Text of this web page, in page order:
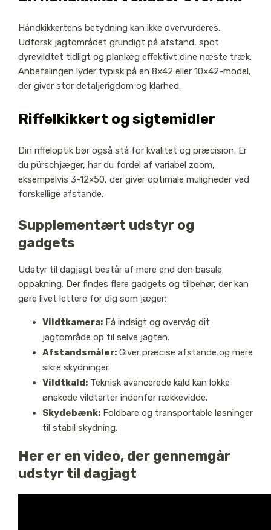
Håndkikkertens betydning kan ikke overvurderes.
Udforsk jagtområdet grundigt på afstand, spot
dyrevildtet tidligt og planlæg effektivt dine næste træk.
Anbefalingen lyder typisk på en 8×42 eller 10×42-model,
der giver stor detaljerigdom og klarhed.
Riffelkikkert og sigtemidler
Din riffeloptik bør også stå for kvalitet og præcision. Er
du pürschjæger, har du fordel af variabel zoom,
eksempelvis 3-12×50, der giver optimale muligheder ved
forskellige afstande.
Supplementært udstyr og
gadgets
Udstyr til dagjagt består af mere end den basale
oppakning. Der findes flere gadgets og tilbehør, der kan
gøre livet lettere for dig som jæger:
Vildtkamera:Få indsigt og overvåg dit
jagtområde op til selve jagten.
Afstandsmåler:Giver præcise afstande og mere
sikre skydninger.
Vildtkald:Teknisk avancerede kald kan lokke
ønskede vildtarter indenfor rækkevidde.
Skydebænk:Foldbare og transportable løsninger
til stabil skydning.
Her er en video, der gennemgår
udstyr til dagjagt